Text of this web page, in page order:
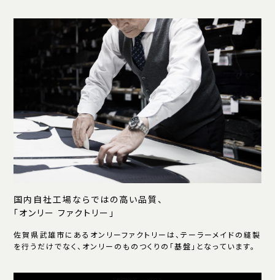
国内自社工場ならではの高い品質、
「オンリー ファクトリー」
佐賀県武雄市にあるオンリーファクトリーは、テーラーメイドの縫製
を行うだけでなく、オンリーのものつくりの「基盤」となっています。